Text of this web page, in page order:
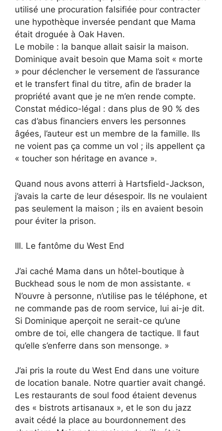
utilisé une procuration falsifiée pour contracter
une hypothèque inversée pendant que Mama
était droguée à Oak Haven.
Le mobile : la banque allait saisir la maison.
Dominique avait besoin que Mama soit « morte
» pour déclencher le versement de l’assurance
et le transfert final du titre, afin de brader la
propriété avant que je ne m’en rende compte.
Constat médico-légal : dans plus de 90 % des
cas d’abus financiers envers les personnes
âgées, l’auteur est un membre de la famille. Ils
ne voient pas ça comme un vol ; ils appellent ça
« toucher son héritage en avance ».
Quand nous avons atterri à Hartsfield-Jackson,
j’avais la carte de leur désespoir. Ils ne voulaient
pas seulement la maison ; ils en avaient besoin
pour éviter la prison.
III. Le fantôme du West End
J’ai caché Mama dans un hôtel-boutique à
Buckhead sous le nom de mon assistante. «
N’ouvre à personne, n’utilise pas le téléphone, et
ne commande pas de room service, lui ai-je dit.
Si Dominique aperçoit ne serait-ce qu’une
ombre de toi, elle changera de tactique. Il faut
qu’elle s’enferre dans son mensonge. »
J’ai pris la route du West End dans une voiture
de location banale. Notre quartier avait changé.
Les restaurants de soul food étaient devenus
des « bistrots artisanaux », et le son du jazz
avait cédé la place au bourdonnement des